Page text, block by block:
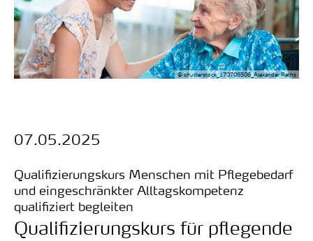
© shutterstock_170706506_Alexander Raths
Qualifizierungskurs Menschen mit Pflegebedarf
und eingeschränkter Alltagskompetenz
qualifiziert begleiten
Qualifizierungskurs für pflegende
Datum:
07.05.2025